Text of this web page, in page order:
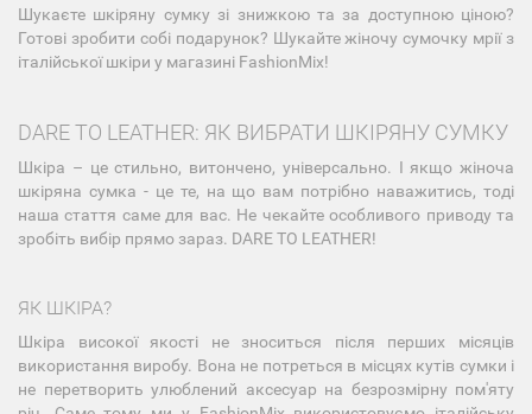
Шукаєте шкіряну сумку зі знижкою та за доступною ціною?
Готові зробити собі подарунок? Шукайте жіночу сумочку мрії з
італійської шкіри у магазині FashionMix!
DARE TO LEATHER: ЯК ВИБРАТИ ШКІРЯНУ СУМКУ
Шкіра – це стильно, витончено, універсально. І якщо жіноча
шкіряна сумка - це те, на що вам потрібно наважитись, тоді
наша стаття саме для вас. Не чекайте особливого приводу та
зробіть вибір прямо зараз. DARE TO LEATHER!
ЯК ШКІРА?
Шкіра високої якості не зноситься після перших місяців
використання виробу. Вона не потреться в місцях кутів сумки і
не перетворить улюблений аксесуар на безрозмірну пом'яту